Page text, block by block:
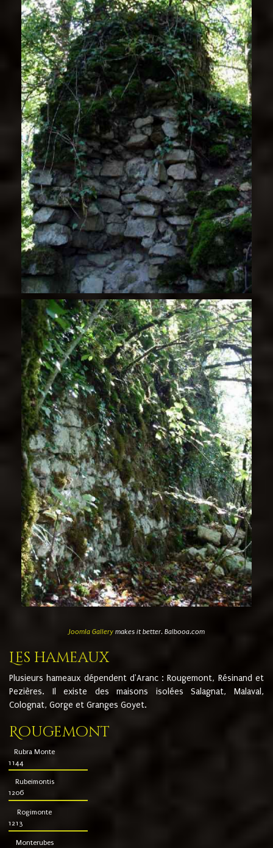
Joomla Gallerymakes it better. Balbooa.com
Les hameaux
Plusieurs hameaux dépendent d'Aranc : Rougemont, Résinand et
Pezières. Il existe des maisons isolées Salagnat, Malaval,
Colognat, Gorge et Granges Goyet.
Rougemont
Rubra Monte
1144
Rubeimontis
1206
Rogimonte
1213
Monterubes